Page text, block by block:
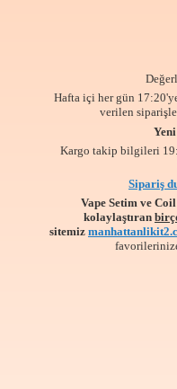
Hafta içi her gün
verilen
Kargo takip bilgileri
Sipariş
Vape Setim ve
kolaylaştıran
sitemiz